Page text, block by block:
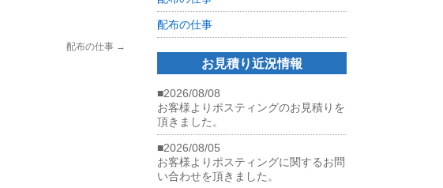
配布の仕事 →
配布の仕事
お見積り近況情報
■2026/08/08
お客様よりポスティングのお見積りを
頂きました。
■2026/08/05
お客様よりポスティングに関するお問
い合わせを頂きました。